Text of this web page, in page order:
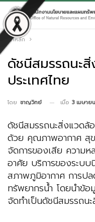
หน้าหลัก
ดัชนีสมรรถนะ
ประเทศไทย
โดย ชาญวิทย์ เมื่อ 3 เมษาย
ดัชนีสมรรถนะสิ่งแวดล้
ด้วย คุณภาพอากาศ สุข
จัดการของเสีย ความ
อาศัย บริการของระบ
สภาพภูมิอากาศ การป
ทรัพยากรน้ำ โดยนำข้อ
จัดทำเป็นดัชนีสมรรถน